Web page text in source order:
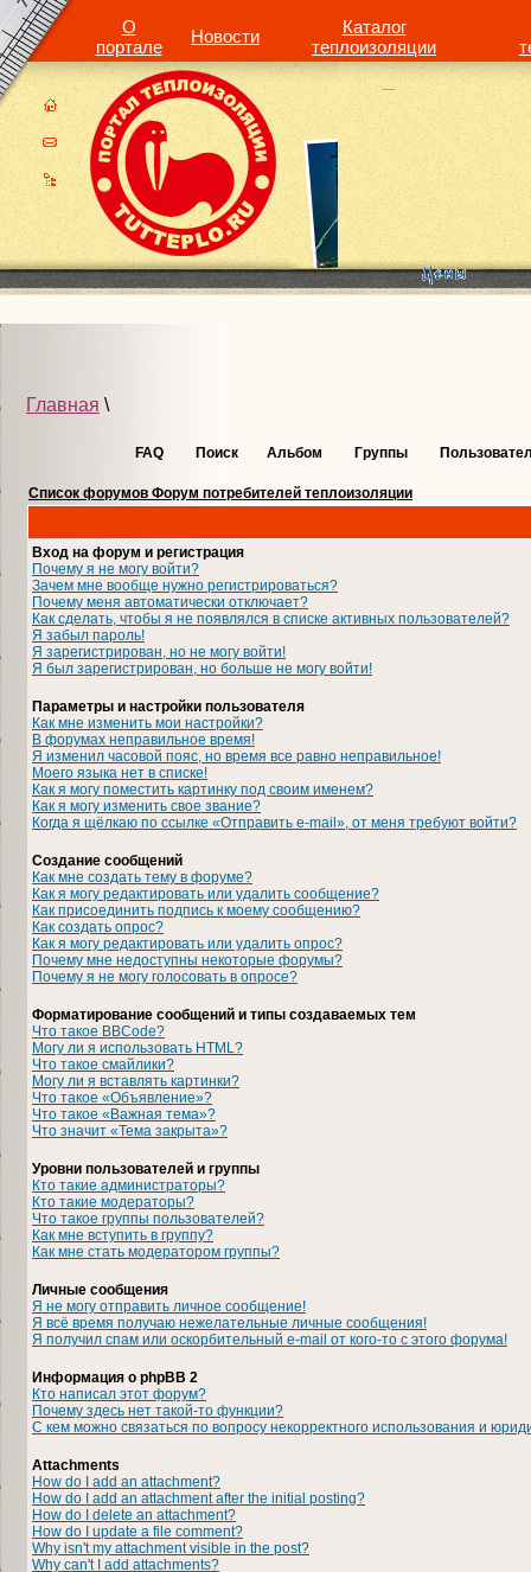
О
портале
Новости
Каталог
теплоизоляции
Главная \
FAQ Поиск Альбом Группы
Список форумов Форум потребителей теплоизоляции
Вход на форум и регистрация
Почему я не могу войти?
Зачем мне вообще нужно регистрироваться?
Почему меня автоматически отключает?
Как сделать, чтобы я не появлялся в списке активных пользователей?
Я забыл пароль!
Я зарегистрирован, но не могу войти!
Я был зарегистрирован, но больше не могу войти!
Параметры и настройки пользователя
Как мне изменить мои настройки?
В форумах неправильное время!
Я изменил часовой пояс, но время все равно неправильное!
Моего языка нет в списке!
Как я могу поместить картинку под своим именем?
Как я могу изменить свое звание?
Когда я щёлкаю по ссылке «Отправить e-mail», от меня требуют войти?
Создание сообщений
Как мне создать тему в форуме?
Как я могу редактировать или удалить сообщение?
Как присоединить подпись к моему сообщению?
Как создать опрос?
Как я могу редактировать или удалить опрос?
Почему мне недоступны некоторые форумы?
Почему я не могу голосовать в опросе?
Форматирование сообщений и типы создаваемых тем
Что такое BBCode?
Могу ли я использовать HTML?
Что такое смайлики?
Могу ли я вставлять картинки?
Что такое «Объявление»?
Что такое «Важная тема»?
Что значит «Тема закрыта»?
Уровни пользователей и группы
Кто такие администраторы?
Кто такие модераторы?
Что такое группы пользователей?
Как мне вступить в группу?
Как мне стать модератором группы?
Личные сообщения
Я не могу отправить личное сообщение!
Я всё время получаю нежелательные личные сообщения!
Я получил спам или оскорбительный e-mail от кого-то с этого форума!
Информация о phpBB 2
Кто написал этот форум?
Почему здесь нет такой-то функции?
С кем можно связаться по вопросу некорректного использования и
Attachments
How do I add an attachment?
How do I add an attachment after the initial posting?
How do I delete an attachment?
How do I update a file comment?
Why isn't my attachment visible in the post?
Why can't I add attachments?